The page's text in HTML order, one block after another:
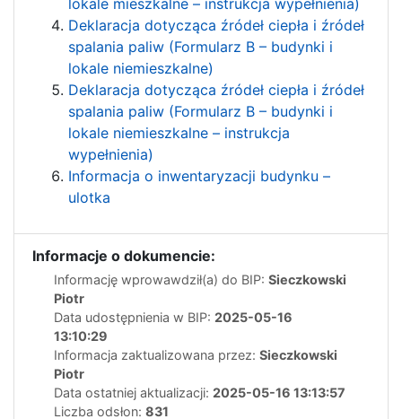
Deklaracja dotycząca źródeł ciepła i źródeł
spalania paliw (Formularz B – budynki i
lokale niemieszkalne)
Deklaracja dotycząca źródeł ciepła i źródeł
spalania paliw (Formularz B – budynki i
lokale niemieszkalne – instrukcja
wypełnienia)
Informacja o inwentaryzacji budynku –
ulotka
Informacje o dokumencie:
Informację wprowawdził(a) do BIP: Sieczkowski
Piotr
Data udostępnienia w BIP: 2025-05-16
13:10:29
Informacja zaktualizowana przez: Sieczkowski
Piotr
Data ostatniej aktualizacji: 2025-05-16 13:13:57
Liczba odsłon: 831